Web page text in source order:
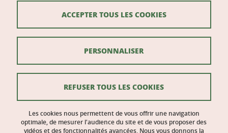
Mentions légales
Données personnelles
Crédits
Actualités LLU
Gestion des cookies
Les cookies nous permettent de vous offrir une navigation
optimale, de mesurer l'audience du site et de vous proposer des
vidéos et des fonctionnalités avancées. Nous vous donnons la
ACCEPTER TOUS LES COOKIES
REFUSER TOUS LES COOKIES
PERSONNALISER